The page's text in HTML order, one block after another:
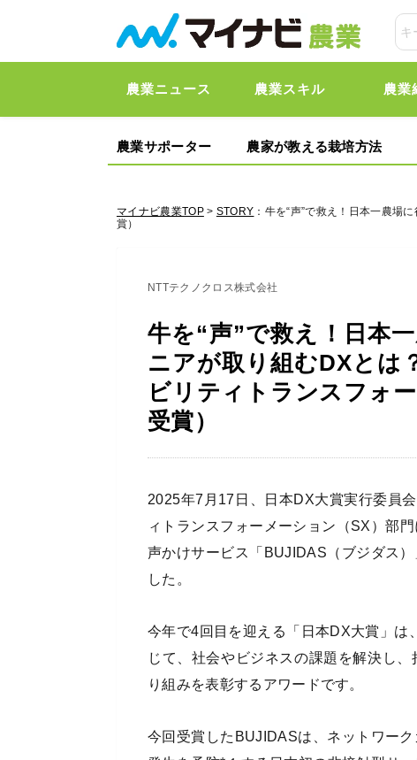
農業ニュース 農業スキル 農業
農業サポーター 農家が教える栽培方法
マイナビ農業TOP> STORY ：牛を“声”で救え！日本一農場
賞）
NTTテクノクロス株式会社
牛を“声”で救え！日本
ニアが取り組むDXとは
ビリティトランスフォ
受賞）
2025年7月17日、日本DX大賞実行委員
ィトランスフォーメーション（SX）部
声かけサービス「BUJIDAS（ブジダス
した。
今年で4回目を迎える「日本DX大賞」は
じて、社会やビジネスの課題を解決し
り組みを表彰するアワードです。
今回受賞したBUJIDASは、ネットワー